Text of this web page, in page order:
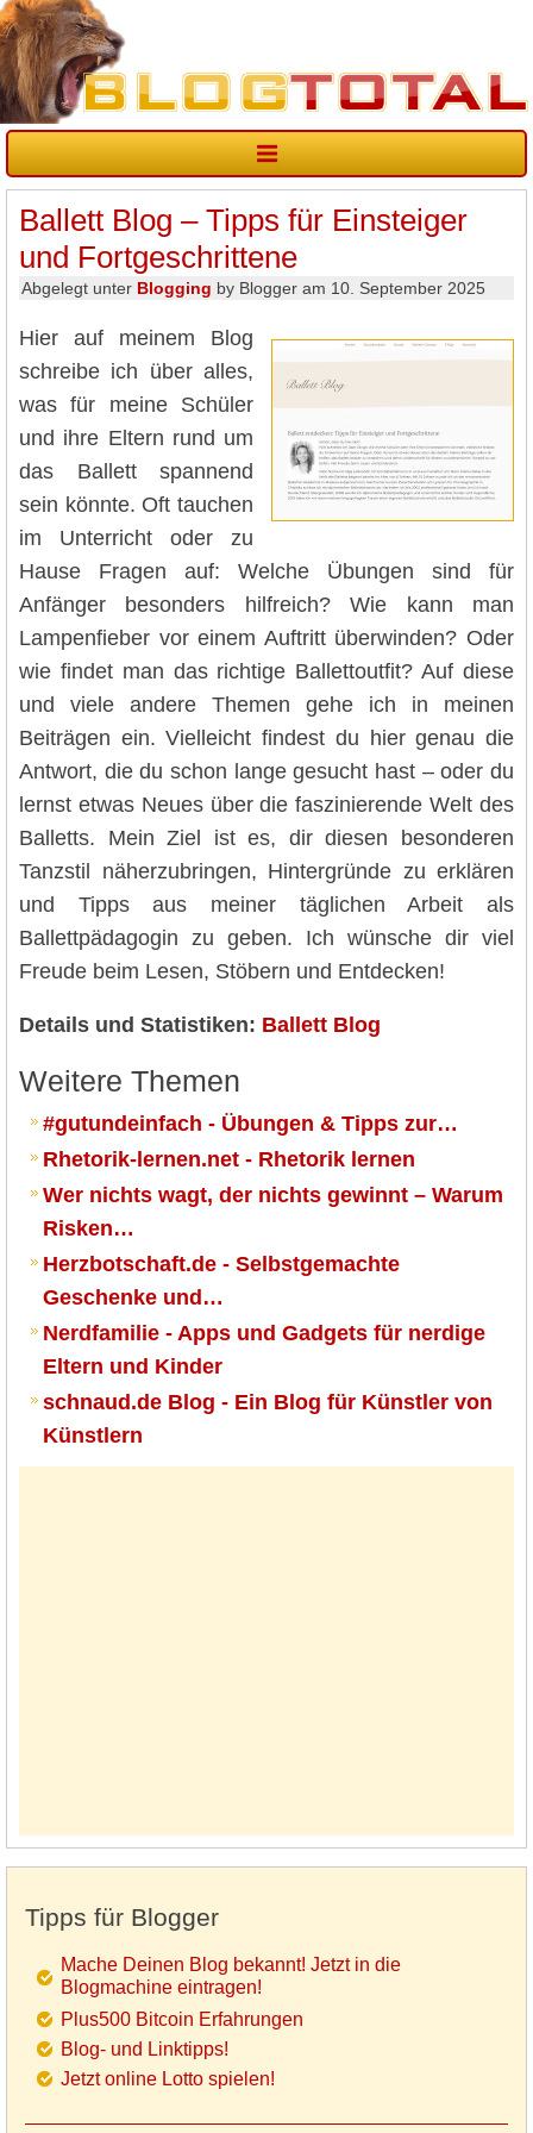
Ballett Blog – Tipps für Einsteiger
und Fortgeschrittene
Abgelegt unter Blogging by Blogger am 10. September 2025
Hier auf meinem Blog
schreibe ich über alles,
was für meine Schüler
und ihre Eltern rund um
das Ballett spannend
sein könnte. Oft tauchen
im Unterricht oder zu
Hause Fragen auf: Welche Übungen sind für
Anfänger besonders hilfreich? Wie kann man
Lampenfieber vor einem Auftritt überwinden? Oder
wie findet man das richtige Ballettoutfit? Auf diese
und viele andere Themen gehe ich in meinen
Beiträgen ein. Vielleicht findest du hier genau die
Antwort, die du schon lange gesucht hast – oder du
lernst etwas Neues über die faszinierende Welt des
Balletts. Mein Ziel ist es, dir diesen besonderen
Tanzstil näherzubringen, Hintergründe zu erklären
und Tipps aus meiner täglichen Arbeit als
Ballettpädagogin zu geben. Ich wünsche dir viel
Freude beim Lesen, Stöbern und Entdecken!
Details und Statistiken: Ballett Blog
Weitere Themen
#gutundeinfach - Übungen & Tipps zur…
Rhetorik-lernen.net - Rhetorik lernen
Wer nichts wagt, der nichts gewinnt – Warum
Risken…
Herzbotschaft.de - Selbstgemachte
Geschenke und…
Nerdfamilie - Apps und Gadgets für nerdige
Eltern und Kinder
schnaud.de Blog - Ein Blog für Künstler von
Künstlern
Tipps für Blogger
Mache Deinen Blog bekannt! Jetzt in die
Blogmachine eintragen!
Plus500 Bitcoin Erfahrungen
Blog- und Linktipps!
Jetzt online Lotto spielen!